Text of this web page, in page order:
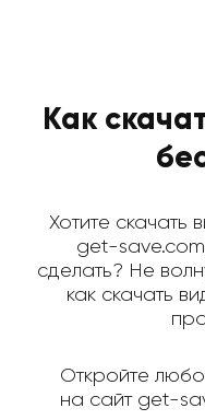
Как
Хотите скачать
get-
сделать? Не
как скачать
Откройте
на сайт get-